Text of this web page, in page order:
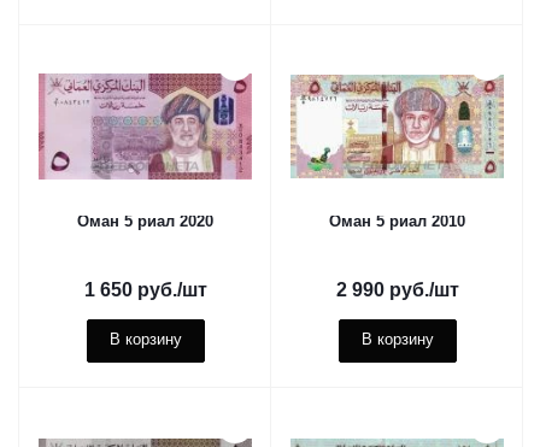
Оман 5 риал 2020
1 650руб./шт
В корзину
Оман 5 риал 2010
2 990руб./шт
В корзину